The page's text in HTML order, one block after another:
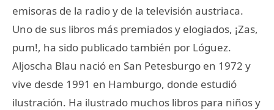
emisoras de la radio y de la televisión austriaca.
Uno de sus libros más premiados y elogiados, ¡Zas,
pum!, ha sido publicado también por Lóguez.
Aljoscha Blau nació en San Petesburgo en 1972 y
vive desde 1991 en Hamburgo, donde estudió
ilustración. Ha ilustrado muchos libros para niños y